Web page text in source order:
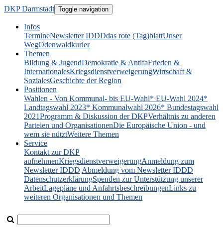
DKP Darmstadt Toggle navigation
Infos
TermineNewsletter IDDDdas rote (Tag)blattUnser
WegOdenwaldkurier
Themen
Bildung & JugendDemokratie & AntifaFrieden &
InternationalesKriegsdienstverweigerungWirtschaft &
SozialesGeschichte der Region
Positionen
Wahlen - Von Kommunal- bis EU-Wahl* EU-Wahl 2024*
Landtagswahl 2023* Kommunalwahl 2026* Bundestagswahl
2021Programm & Diskussion der DKPVerhältnis zu anderen
Parteien und OrganisationenDie Europäische Union - und
wem sie nütztWeitere Themen
Service
Kontakt zur DKP
aufnehmenKriegsdienstverweigerungAnmeldung zum
Newsletter IDDD Abmeldung vom Newsletter IDDD
DatenschutzerklärungSpenden zur Unterstützung unserer
ArbeitLagepläne und AnfahrtsbeschreibungenLinks zu
weiteren Organisationen und Themen